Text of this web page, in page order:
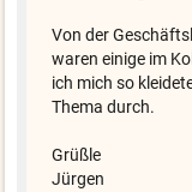
Von der
waren einige im
ich mich so
Thema durch.
Grüßle
Jürgen